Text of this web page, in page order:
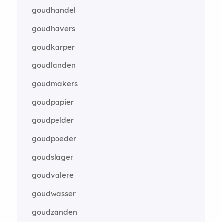
goudhandel
goudhavers
goudkarper
goudlanden
goudmakers
goudpapier
goudpelder
goudpoeder
goudslager
goudvalere
goudwasser
goudzanden